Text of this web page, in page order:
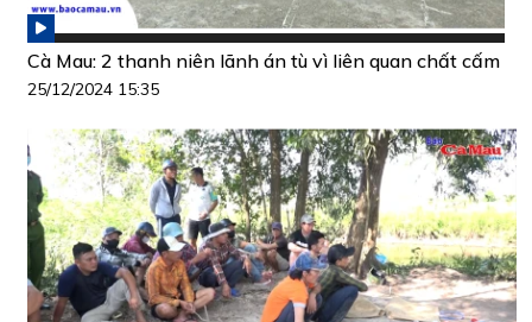
Cà Mau: 2 thanh niên lãnh án tù vì liên quan chất cấm
25/12/2024 15:35